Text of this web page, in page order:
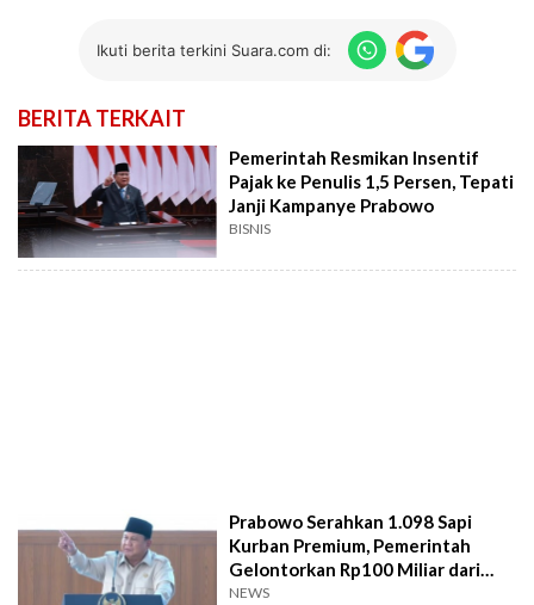
Ikuti berita terkini Suara.com di:
BERITA TERKAIT
Pemerintah Resmikan Insentif
Pajak ke Penulis 1,5 Persen, Tepati
Janji Kampanye Prabowo
BISNIS
Prabowo Serahkan 1.098 Sapi
Kurban Premium, Pemerintah
Gelontorkan Rp100 Miliar dari
APBN
NEWS